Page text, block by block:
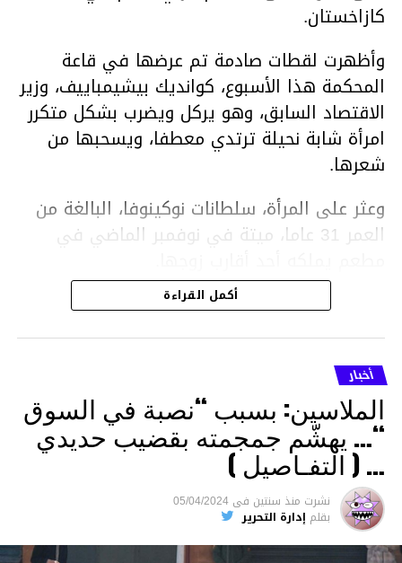
كازاخستان.
وأظهرت لقطات صادمة تم عرضها في قاعة
المحكمة هذا الأسبوع، كوانديك بيشيمباييف، وزير
الاقتصاد السابق، وهو يركل ويضرب بشكل متكرر
امرأة شابة نحيلة ترتدي معطفا، ويسحبها من
شعرها.
وعثر على المرأة، سلطانات نوكينوفا، البالغة من
العمر 31 عاما، ميتة في نوفمبر الماضي في
ووفقا لتقرير الطبيب الشرعي، توفيت نوكينوفا
متأثرة بصدمة في الدماغ، وكانت إحدى عظام
أنفها مكسورة وكانت هناك كدمات متعددة على
وجهها ورأسها وذراعيها ويديها.
ويواجه بيشيمباييف (43 عاما) اتهامات بالتعذيب
والقتل باستخدام العنف الشديد ويواجه عقوبة
السجن لمدة تصل إلى 20 عاما.
الأخبار
أكمل القراءة
أخبار
الملاسين: بسبب “نصبة في السوق
“… يهشّم جمجمته بقضيب حديدي
… ( التفـاصيل )
نشرت منذ سنتين فى 05/04/2024
بقلم إدارة التحرير